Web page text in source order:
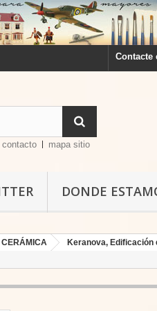
Contacte
contacto mapa sitio
DONDE
CERÁMICA Keranova, Edificación